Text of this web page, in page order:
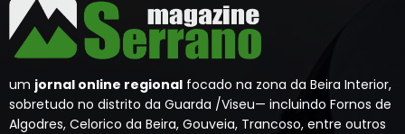
um jornal online regional focado na zona da Beira Interior,
sobretudo no distrito da Guarda /Viseu— incluindo Fornos de
Algodres, Celorico da Beira, Gouveia, Trancoso, entre outros